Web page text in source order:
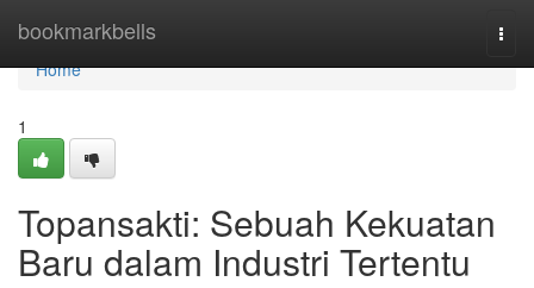
bookmarkbells
Home
Home
1
Topansakti: Sebuah Kekuatan
Baru dalam Industri Tertentu